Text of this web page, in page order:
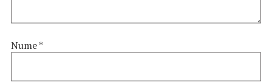
Nume*